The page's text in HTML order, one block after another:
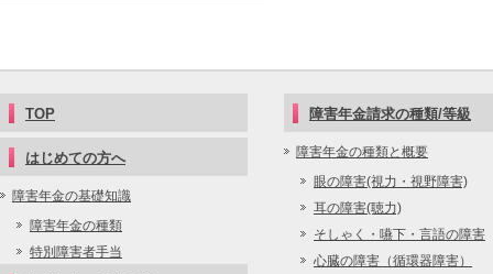
TOP
はじめての方へ
障害年金の基礎知識
障害年金の種類
特別障害者手当
障害年金請求の種類/等級
障害年金の種類と概要
眼の障害(視力・視野障害)
耳の障害(聴力)
そしゃく・嚥下・言語の障害
心臓の障害（循環器障害）